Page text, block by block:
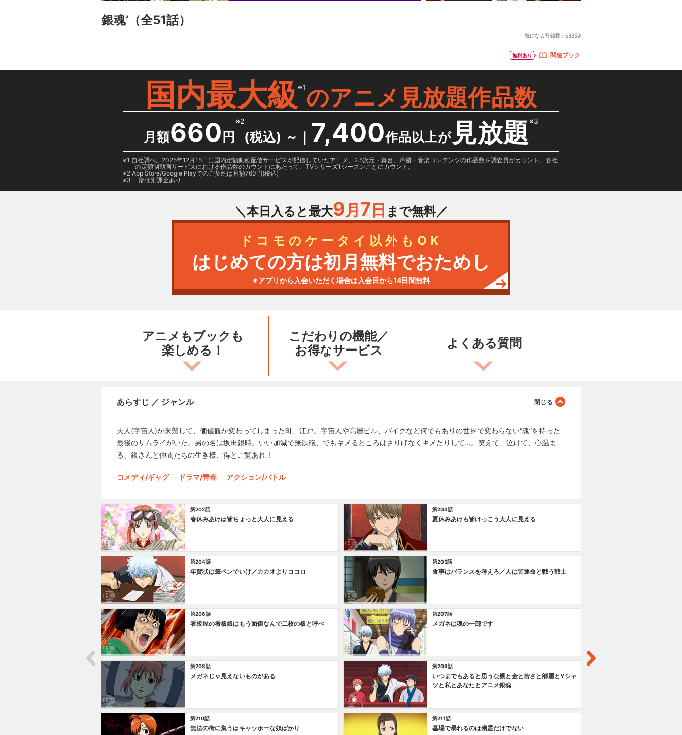
銀魂’ （全51話）
気になる登録数： 68259
無料あり 関連ブック
国内最大級 ※1のアニメ見放題作品数
月額660 円
※2
(税込) ～ ｜ 7,400作品以上が 見放題※3
1 自社調べ。2025年12月15日に国内定額動画配信サービスが配信していたアニメ、2.5次元・舞台、声優・音楽コンテンツの作品数を調査員がカウント。各社
の定額制動画サービスにおける作品数のカウントにあたって、TVシリーズ1シーズンごとにカウント。
2 App Store/Google Playでのご契約は月額760円(税込)
3 一部個別課金あり
＼本日入ると最大9月 7 日 まで無料／
ドコモのケータイ以外もOK
はじめての方は初月無料でおためし
※アプリから入会いただく場合は入会日から14日間無料
アニメもブックも
楽しめる！
こだわりの機能／
お得なサービス
よくある質問
あらすじ ／ ジャンル
天人(宇宙人)が来襲して、価値観が変わってしまった町、江戸。宇宙人や高層ビル、バイクなど何でもありの世界で変わらない“魂”を持った
最後のサムライがいた。男の名は坂田銀時。いい加減で無鉄砲、でもキメるところはさりげなくキメたりして…。笑えて、泣けて、心温ま
る、銀さんと仲間たちの生き様、得とご覧あれ！
コメディ/ギャグ ドラマ/青春 アクション/バトル
第202話
春休みあけは皆ちょっと大人に見える
第203話
夏休みあけも皆けっこう大人に見える
第204話
年賀状は筆ペンでいけ／カカオよりココロ
第205話
食事はバランスを考えろ／人は皆運命と戦う戦士
第206話
看板屋の看板娘はもう面倒なんで二枚の板と呼べ
第207話
メガネは魂の一部です
第208話
メガネじゃ見えないものがある
第209話
いつまでもあると思うな親と金と若さと部屋とYシャ
ツと私とあなたとアニメ銀魂
第210話
無法の街に集うはキャッホーな奴ばかり
第211話
墓場で暴れるのは幽霊だけでない